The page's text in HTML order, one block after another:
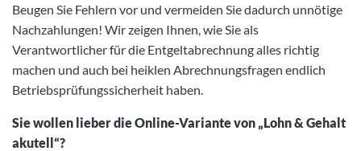
Beugen Sie Fehlern vor und vermeiden Sie dadurch unnötige
Nachzahlungen! Wir zeigen Ihnen, wie Sie als
Verantwortlicher für die Entgeltabrechnung alles richtig
machen und auch bei heiklen Abrechnungsfragen endlich
Betriebsprüfungssicherheit haben.
Sie wollen lieber die Online-Variante von „Lohn & Gehalt
akutell“?